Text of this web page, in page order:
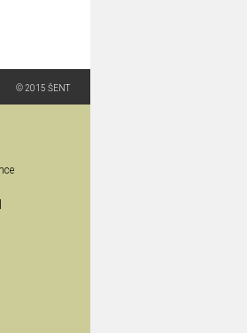
© 2015 ŠENT